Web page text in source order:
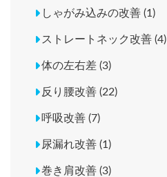
しゃがみ込みの改善 (1)
ストレートネック改善 (4)
体の左右差 (3)
反り腰改善 (22)
呼吸改善 (7)
尿漏れ改善 (1)
巻き肩改善 (3)